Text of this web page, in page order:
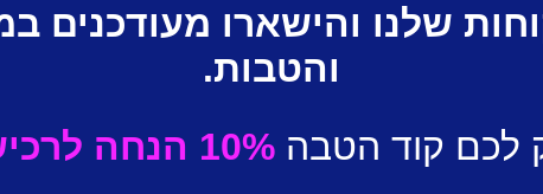
שלנו והישארו מעודכנים
והטבות.
לכם קוד הטבה 10% הנחה לרכישה ראשונה.